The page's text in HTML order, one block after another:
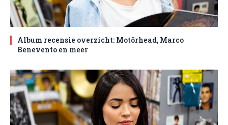
Album recensie overzicht: Motörhead, Marco
Benevento en meer